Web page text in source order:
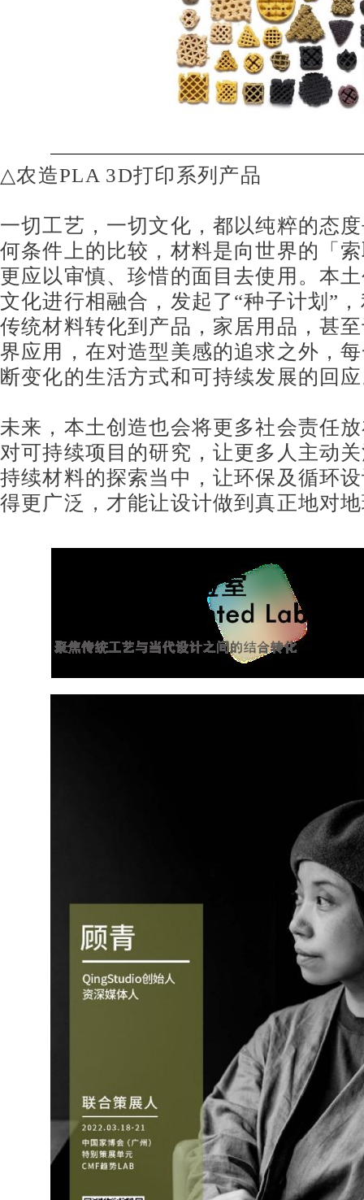
△农造PLA 3D打印系列产品
一切工艺，一切文化，都以纯粹的态
何条件上的比较，材料是向世界的「
更应以审慎、珍惜的面目去使用。本
文化进行相融合，发起了 “种子计划 ”
传统材料转化到产品，家居用品，甚
界应用，在对造型美感的追求之外，
断变化的生活方式和可持续发展的回
未来，本土创造也会将更多社会责任
对可持续项目的研究，让更多人主动
持续材料的探索当中，让环保及循环
得更广泛，才能让设计做到真正地对